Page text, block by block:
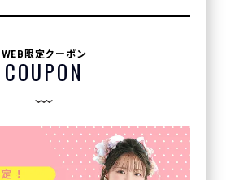
WEB限定クーポン
COUPON